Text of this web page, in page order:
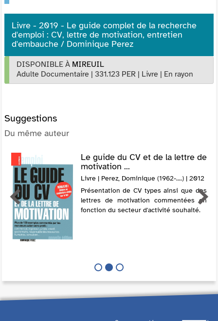
Livre - 2019 - Le guide complet de la recherche
d'emploi : CV, lettre de motivation, entretien
d'embauche / Dominique Perez
DISPONIBLE À MIREUIL
Adulte Documentaire | 331.123 PER | Livre | En rayon
Suggestions
Du même auteur
Le guide du CV et de la lettre de
motivation ...
Livre | Perez, Dominique (1962-....) | 2012
Présentation de CV types ainsi que des
lettres de motivation commentées en
fonction du secteur d'activité souhaité.